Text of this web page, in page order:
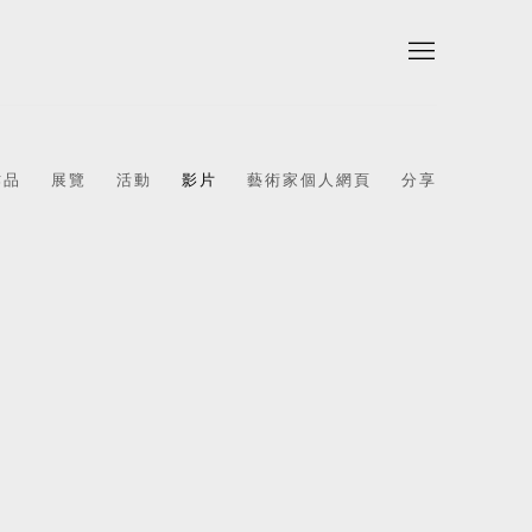
展覽 活動 影片 藝術家個人網頁 分享